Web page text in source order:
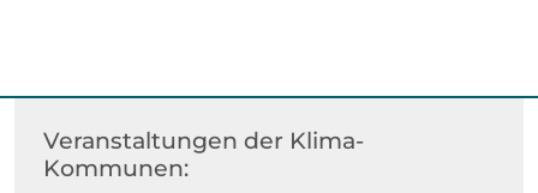
Veranstaltungen der Klima-
Kommunen: